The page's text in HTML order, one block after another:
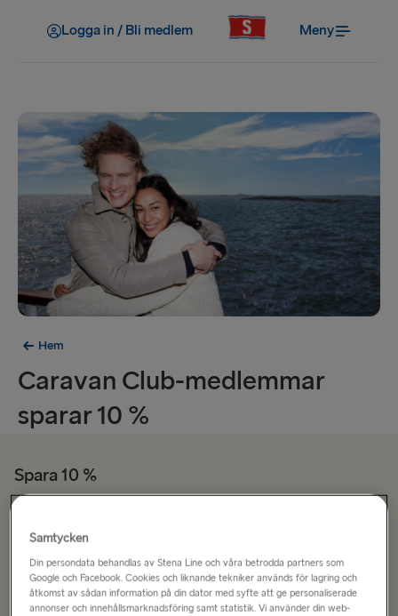
Logga in / Bli medlem Meny
Hem
Caravan Club-medlemmar
sparar 10 %
Spara 10 %
Returresa
Rutt
Göteborg → Fredrikshamn
Samtycken
Din persondata behandlas av Stena Line och våra betrodda partners som
Google och Facebook. Cookies och liknande tekniker används för lagring och
åtkomst av sådan information på din dator med syfte att ge personaliserade
annonser och innehållsmarknadsföring samt statistik. Vi använder din web-